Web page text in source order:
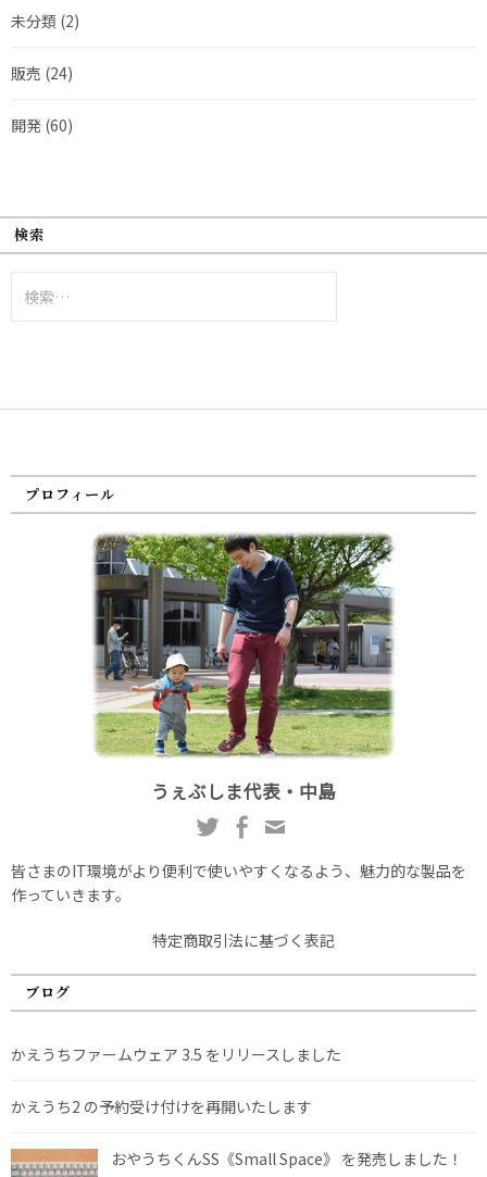
未分類 (2)
販売 (24)
開発 (60)
検索
索:
プロフィール
うぇぶしま代表・中島
皆さまのIT環境がより便利で使いやすくなるよう、魅力的な製品を
作っていきます。
特定商取引法に基づく表記
ブログ
かえうちファームウェア 3.5 をリリースしました
かえうち2 の予約受け付けを再開いたします
おやうちくんSS《Small Space》 を発売しました！